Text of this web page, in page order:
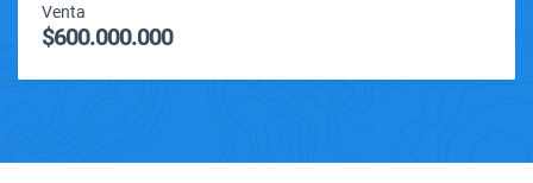
Venta
$600.000.000